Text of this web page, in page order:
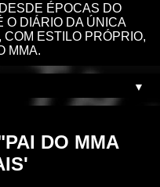
ÉPOCAS DO
O DIÁRIO DA ÚNICA
COM ESTILO PRÓPRIO,
MMA.
▼
DO MMA